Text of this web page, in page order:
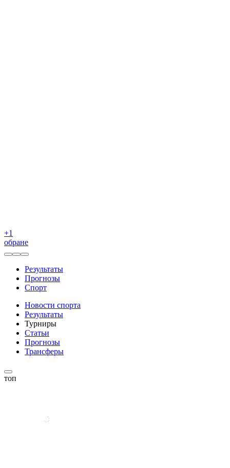
+1
обране
Результаты
Прогнозы
Спорт
Новости спорта
Результаты
Турниры
Статьи
Прогнозы
Трансферы
топ